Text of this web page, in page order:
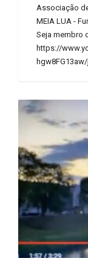
Associação
MEIA LUA -
Seja membro
https://